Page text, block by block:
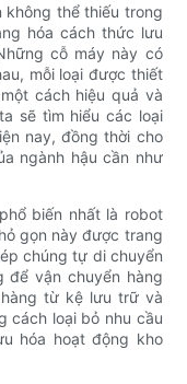
không thể thiếu trong
hóa cách thức lưu
cỗ máy này có
mỗi loại được thiết
cách hiệu quả và
sẽ tìm hiểu các loại
nay, đồng thời cho
ngành hậu cần như
biến nhất là robot
gọn này được trang
chúng tự di chuyển
để vận chuyển hàng
từ kệ lưu trữ và
cách loại bỏ nhu cầu
hóa hoạt động kho